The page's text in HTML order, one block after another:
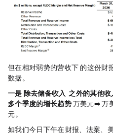
但在相对弱势的营收下，Circle 的这
数据。
一是 Circle 除去储备收入（Reserve Income）之外的其他收
多个季度的增长趋势（2100 万美元 ➡️
元）。
如我们今日下午在《财报、法案、美